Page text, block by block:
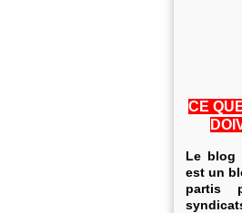
CE
Le blog
est un
partis